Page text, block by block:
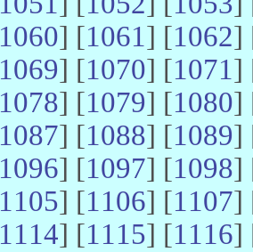
1060] [1061] [1062]
1069] [1070] [1071]
1078] [1079] [1080]
1087] [1088] [1089]
1096] [1097] [1098]
1105] [1106] [1107]
1114] [1115] [1116]